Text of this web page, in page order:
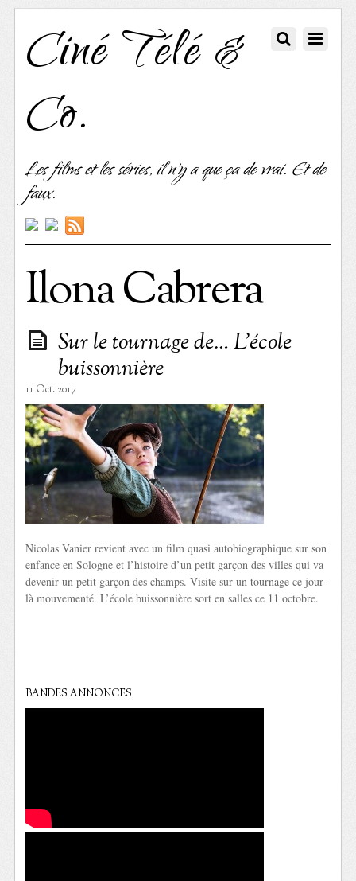
Ciné Télé &
Co.
Les films et les séries, il n'y a que ça de vrai. Et de
faux.
Ilona Cabrera
Sur le tournage de… L’école
buissonnière
11 Oct. 2017
Nicolas Vanier revient avec un film quasi autobiographique sur son
enfance en Sologne et l’histoire d’un petit garçon des villes qui va
devenir un petit garçon des champs. Visite sur un tournage ce jour-
là mouvementé. L’école buissonnière sort en salles ce 11 octobre.
BANDES ANNONCES